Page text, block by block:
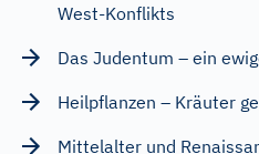
West-Konflikts
Das Judentum – ein
Heilpflanzen – Kräuter
Mittelalter und